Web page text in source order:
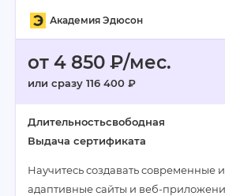
Академия Эдюсон
от 4 850 ₽/мес.
или сразу 116 400 ₽
Длительностьсвободная
Выдача сертификата
Научитесь создавать современные
адаптивные сайты и веб-